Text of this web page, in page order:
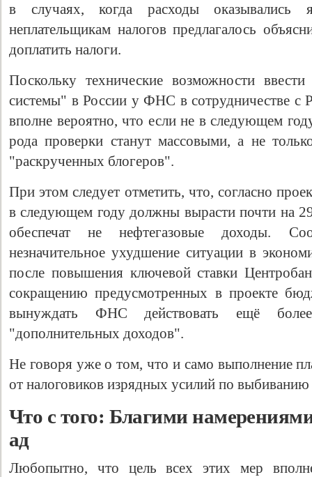
в случаях, когда расходы оказывались
неплательщикам налогов предлагалось
доплатить налоги.
Поскольку технические возможности
системы" в России у ФНС в сотрудничестве с
вполне вероятно, что если не в следующем
рода проверки станут массовыми, а не
"раскрученных блогеров".
При этом следует отметить, что, согласно
в следующем году должны вырасти почти на
обеспечат не нефтегазовые доходы.
незначительное ухудшение ситуации в
после повышения ключевой ставки
сокращению предусмотренных в проекте
вынуждать ФНС действовать ещё
"дополнительных доходов".
Не говоря уже о том, что и само выполнение
от налоговиков изрядных усилий по выбиванию
Что с того: Благими
ад
Любопытно, что цель всех этих мер